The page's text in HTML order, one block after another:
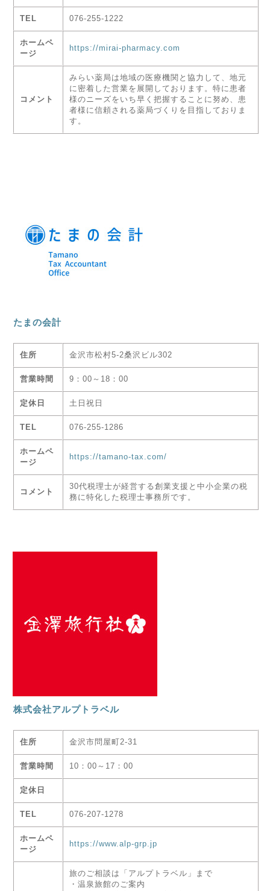
TEL 076-255-1222
ホームペ
ージ
https://mirai-pharmacy.com
コメント
みらい薬局は地域の医療機関と協力して、地元
に密着した営業を展開しております。特に患者
様のニーズをいち早く把握することに努め、患
者様に信頼される薬局づくりを目指しておりま
す。
たまの会計
住所 金沢市松村5-2桑沢ビル302
営業時間 9：00～18：00
定休日 土日祝日
TEL 076-255-1286
ホームペ
ージ
https://tamano-tax.com/
コメント
30代税理士が経営する創業支援と中小企業の税
務に特化した税理士事務所です。
株式会社アルプトラベル
住所 金沢市問屋町2-31
営業時間 10：00～17：00
定休日
TEL 076-207-1278
ホームペ
ージ
https://www.alp-grp.jp
旅のご相談は「アルプトラベル」まで
・温泉旅館のご案内